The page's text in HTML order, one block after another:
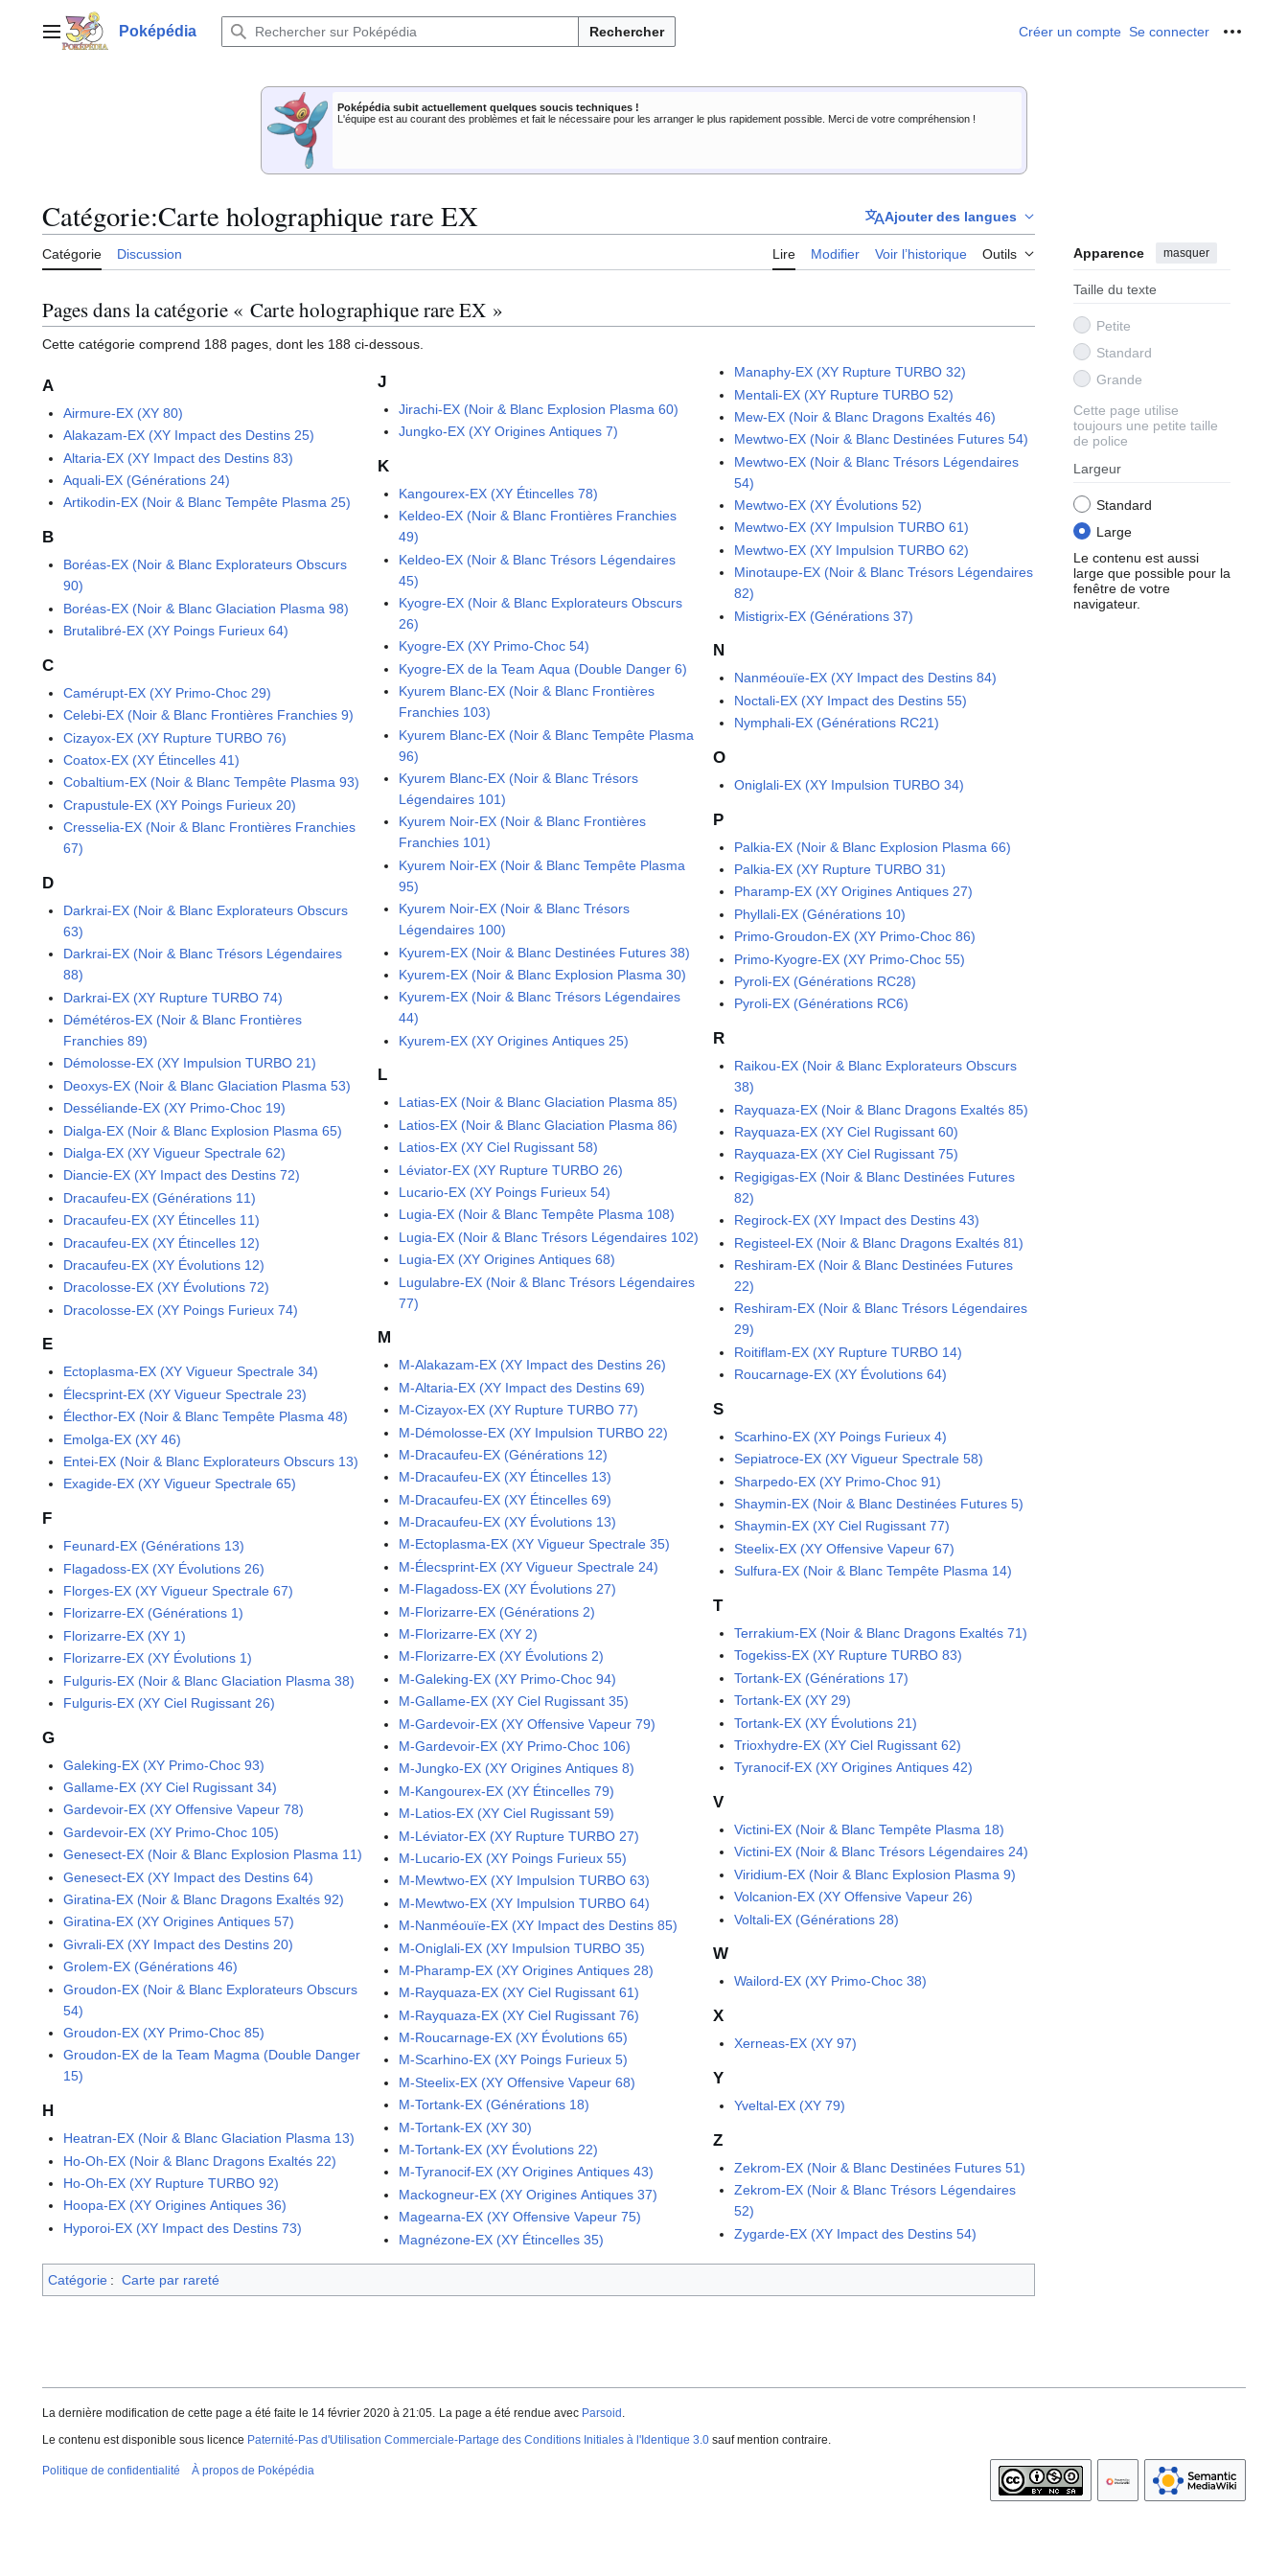
contenuMenu principalPoképédia Rechercher Créer un compte Se connecter Outils
Poképédia subit actuellement quelques soucis techniques !
L'équipe est au courant des problèmes et fait le nécessaire pour les arranger le plus rapidement possible. Merci de votre compréhension !
Catégorie:Carte holographique rare EX Ajouter des langues
Catégorie Discussion Lire Modifier Voir l’historique Outils Apparence masquer
Taille du texte
Petite
Standard
Grande
Cette page utilise
toujours une petite taille
de police
Largeur
Standard
Large
Le contenu est aussi
large que possible pour la
fenêtre de votre
navigateur.
Pages dans la catégorie « Carte holographique rare EX »
Cette catégorie comprend 188 pages, dont les 188 ci-dessous.
A
Airmure-EX (XY 80)
Alakazam-EX (XY Impact des Destins 25)
Altaria-EX (XY Impact des Destins 83)
Aquali-EX (Générations 24)
Artikodin-EX (Noir & Blanc Tempête Plasma 25)
B
Boréas-EX (Noir & Blanc Explorateurs Obscurs
90)
Boréas-EX (Noir & Blanc Glaciation Plasma 98)
Brutalibré-EX (XY Poings Furieux 64)
C
Camérupt-EX (XY Primo-Choc 29)
Celebi-EX (Noir & Blanc Frontières Franchies 9)
Cizayox-EX (XY Rupture TURBO 76)
Coatox-EX (XY Étincelles 41)
Cobaltium-EX (Noir & Blanc Tempête Plasma 93)
Crapustule-EX (XY Poings Furieux 20)
Cresselia-EX (Noir & Blanc Frontières Franchies
67)
D
Darkrai-EX (Noir & Blanc Explorateurs Obscurs
63)
Darkrai-EX (Noir & Blanc Trésors Légendaires
88)
Darkrai-EX (XY Rupture TURBO 74)
Démétéros-EX (Noir & Blanc Frontières
Franchies 89)
Démolosse-EX (XY Impulsion TURBO 21)
Deoxys-EX (Noir & Blanc Glaciation Plasma 53)
Desséliande-EX (XY Primo-Choc 19)
Dialga-EX (Noir & Blanc Explosion Plasma 65)
Dialga-EX (XY Vigueur Spectrale 62)
Diancie-EX (XY Impact des Destins 72)
Dracaufeu-EX (Générations 11)
Dracaufeu-EX (XY Étincelles 11)
Dracaufeu-EX (XY Étincelles 12)
Dracaufeu-EX (XY Évolutions 12)
Dracolosse-EX (XY Évolutions 72)
Dracolosse-EX (XY Poings Furieux 74)
E
Ectoplasma-EX (XY Vigueur Spectrale 34)
Élecsprint-EX (XY Vigueur Spectrale 23)
Électhor-EX (Noir & Blanc Tempête Plasma 48)
Emolga-EX (XY 46)
Entei-EX (Noir & Blanc Explorateurs Obscurs 13)
Exagide-EX (XY Vigueur Spectrale 65)
F
Feunard-EX (Générations 13)
Flagadoss-EX (XY Évolutions 26)
Florges-EX (XY Vigueur Spectrale 67)
Florizarre-EX (Générations 1)
Florizarre-EX (XY 1)
Florizarre-EX (XY Évolutions 1)
Fulguris-EX (Noir & Blanc Glaciation Plasma 38)
Fulguris-EX (XY Ciel Rugissant 26)
G
Galeking-EX (XY Primo-Choc 93)
Gallame-EX (XY Ciel Rugissant 34)
Gardevoir-EX (XY Offensive Vapeur 78)
Gardevoir-EX (XY Primo-Choc 105)
Genesect-EX (Noir & Blanc Explosion Plasma 11)
Genesect-EX (XY Impact des Destins 64)
Giratina-EX (Noir & Blanc Dragons Exaltés 92)
Giratina-EX (XY Origines Antiques 57)
Givrali-EX (XY Impact des Destins 20)
Grolem-EX (Générations 46)
Groudon-EX (Noir & Blanc Explorateurs Obscurs
54)
Groudon-EX (XY Primo-Choc 85)
Groudon-EX de la Team Magma (Double Danger
15)
H
Heatran-EX (Noir & Blanc Glaciation Plasma 13)
Ho-Oh-EX (Noir & Blanc Dragons Exaltés 22)
Ho-Oh-EX (XY Rupture TURBO 92)
Hoopa-EX (XY Origines Antiques 36)
Hyporoi-EX (XY Impact des Destins 73)
J
Jirachi-EX (Noir & Blanc Explosion Plasma 60)
Jungko-EX (XY Origines Antiques 7)
K
Kangourex-EX (XY Étincelles 78)
Keldeo-EX (Noir & Blanc Frontières Franchies
49)
Keldeo-EX (Noir & Blanc Trésors Légendaires
45)
Kyogre-EX (Noir & Blanc Explorateurs Obscurs
26)
Kyogre-EX (XY Primo-Choc 54)
Kyogre-EX de la Team Aqua (Double Danger 6)
Kyurem Blanc-EX (Noir & Blanc Frontières
Franchies 103)
Kyurem Blanc-EX (Noir & Blanc Tempête Plasma
96)
Kyurem Blanc-EX (Noir & Blanc Trésors
Légendaires 101)
Kyurem Noir-EX (Noir & Blanc Frontières
Franchies 101)
Kyurem Noir-EX (Noir & Blanc Tempête Plasma
95)
Kyurem Noir-EX (Noir & Blanc Trésors
Légendaires 100)
Kyurem-EX (Noir & Blanc Destinées Futures 38)
Kyurem-EX (Noir & Blanc Explosion Plasma 30)
Kyurem-EX (Noir & Blanc Trésors Légendaires
44)
Kyurem-EX (XY Origines Antiques 25)
L
Latias-EX (Noir & Blanc Glaciation Plasma 85)
Latios-EX (Noir & Blanc Glaciation Plasma 86)
Latios-EX (XY Ciel Rugissant 58)
Léviator-EX (XY Rupture TURBO 26)
Lucario-EX (XY Poings Furieux 54)
Lugia-EX (Noir & Blanc Tempête Plasma 108)
Lugia-EX (Noir & Blanc Trésors Légendaires 102)
Lugia-EX (XY Origines Antiques 68)
Lugulabre-EX (Noir & Blanc Trésors Légendaires
77)
M
M-Alakazam-EX (XY Impact des Destins 26)
M-Altaria-EX (XY Impact des Destins 69)
M-Cizayox-EX (XY Rupture TURBO 77)
M-Démolosse-EX (XY Impulsion TURBO 22)
M-Dracaufeu-EX (Générations 12)
M-Dracaufeu-EX (XY Étincelles 13)
M-Dracaufeu-EX (XY Étincelles 69)
M-Dracaufeu-EX (XY Évolutions 13)
M-Ectoplasma-EX (XY Vigueur Spectrale 35)
M-Élecsprint-EX (XY Vigueur Spectrale 24)
M-Flagadoss-EX (XY Évolutions 27)
M-Florizarre-EX (Générations 2)
M-Florizarre-EX (XY 2)
M-Florizarre-EX (XY Évolutions 2)
M-Galeking-EX (XY Primo-Choc 94)
M-Gallame-EX (XY Ciel Rugissant 35)
M-Gardevoir-EX (XY Offensive Vapeur 79)
M-Gardevoir-EX (XY Primo-Choc 106)
M-Jungko-EX (XY Origines Antiques 8)
M-Kangourex-EX (XY Étincelles 79)
M-Latios-EX (XY Ciel Rugissant 59)
M-Léviator-EX (XY Rupture TURBO 27)
M-Lucario-EX (XY Poings Furieux 55)
M-Mewtwo-EX (XY Impulsion TURBO 63)
M-Mewtwo-EX (XY Impulsion TURBO 64)
M-Nanméouïe-EX (XY Impact des Destins 85)
M-Oniglali-EX (XY Impulsion TURBO 35)
M-Pharamp-EX (XY Origines Antiques 28)
M-Rayquaza-EX (XY Ciel Rugissant 61)
M-Rayquaza-EX (XY Ciel Rugissant 76)
M-Roucarnage-EX (XY Évolutions 65)
M-Scarhino-EX (XY Poings Furieux 5)
M-Steelix-EX (XY Offensive Vapeur 68)
M-Tortank-EX (Générations 18)
M-Tortank-EX (XY 30)
M-Tortank-EX (XY Évolutions 22)
M-Tyranocif-EX (XY Origines Antiques 43)
Mackogneur-EX (XY Origines Antiques 37)
Magearna-EX (XY Offensive Vapeur 75)
Magnézone-EX (XY Étincelles 35)
Manaphy-EX (XY Rupture TURBO 32)
Mentali-EX (XY Rupture TURBO 52)
Mew-EX (Noir & Blanc Dragons Exaltés 46)
Mewtwo-EX (Noir & Blanc Destinées Futures 54)
Mewtwo-EX (Noir & Blanc Trésors Légendaires
54)
Mewtwo-EX (XY Évolutions 52)
Mewtwo-EX (XY Impulsion TURBO 61)
Mewtwo-EX (XY Impulsion TURBO 62)
Minotaupe-EX (Noir & Blanc Trésors Légendaires
82)
Mistigrix-EX (Générations 37)
N
Nanméouïe-EX (XY Impact des Destins 84)
Noctali-EX (XY Impact des Destins 55)
Nymphali-EX (Générations RC21)
O
Oniglali-EX (XY Impulsion TURBO 34)
P
Palkia-EX (Noir & Blanc Explosion Plasma 66)
Palkia-EX (XY Rupture TURBO 31)
Pharamp-EX (XY Origines Antiques 27)
Phyllali-EX (Générations 10)
Primo-Groudon-EX (XY Primo-Choc 86)
Primo-Kyogre-EX (XY Primo-Choc 55)
Pyroli-EX (Générations RC28)
Pyroli-EX (Générations RC6)
R
Raikou-EX (Noir & Blanc Explorateurs Obscurs
38)
Rayquaza-EX (Noir & Blanc Dragons Exaltés 85)
Rayquaza-EX (XY Ciel Rugissant 60)
Rayquaza-EX (XY Ciel Rugissant 75)
Regigigas-EX (Noir & Blanc Destinées Futures
82)
Regirock-EX (XY Impact des Destins 43)
Registeel-EX (Noir & Blanc Dragons Exaltés 81)
Reshiram-EX (Noir & Blanc Destinées Futures
22)
Reshiram-EX (Noir & Blanc Trésors Légendaires
29)
Roitiflam-EX (XY Rupture TURBO 14)
Roucarnage-EX (XY Évolutions 64)
S
Scarhino-EX (XY Poings Furieux 4)
Sepiatroce-EX (XY Vigueur Spectrale 58)
Sharpedo-EX (XY Primo-Choc 91)
Shaymin-EX (Noir & Blanc Destinées Futures 5)
Shaymin-EX (XY Ciel Rugissant 77)
Steelix-EX (XY Offensive Vapeur 67)
Sulfura-EX (Noir & Blanc Tempête Plasma 14)
T
Terrakium-EX (Noir & Blanc Dragons Exaltés 71)
Togekiss-EX (XY Rupture TURBO 83)
Tortank-EX (Générations 17)
Tortank-EX (XY 29)
Tortank-EX (XY Évolutions 21)
Trioxhydre-EX (XY Ciel Rugissant 62)
Tyranocif-EX (XY Origines Antiques 42)
V
Victini-EX (Noir & Blanc Tempête Plasma 18)
Victini-EX (Noir & Blanc Trésors Légendaires 24)
Viridium-EX (Noir & Blanc Explosion Plasma 9)
Volcanion-EX (XY Offensive Vapeur 26)
Voltali-EX (Générations 28)
W
Wailord-EX (XY Primo-Choc 38)
X
Xerneas-EX (XY 97)
Y
Yveltal-EX (XY 79)
Z
Zekrom-EX (Noir & Blanc Destinées Futures 51)
Zekrom-EX (Noir & Blanc Trésors Légendaires
52)
Zygarde-EX (XY Impact des Destins 54)
Catégorie : Carte par rareté
La dernière modification de cette page a été faite le 14 février 2020 à 21:05. La page a été rendue avec Parsoid .
Le contenu est disponible sous licence Paternité-Pas d'Utilisation Commerciale-Partage des Conditions Initiales à l'Identique 3.0 sauf mention contraire.
Politique de confidentialité À propos de Poképédia